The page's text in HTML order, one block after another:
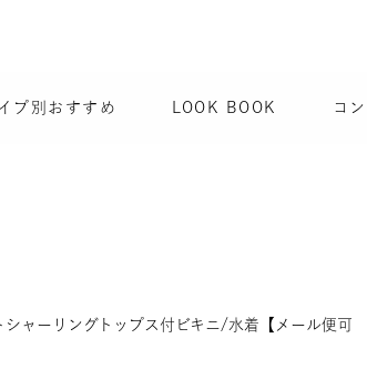
プ別おすすめ LOOK BOOK コ
ャーリングトップス付ビキニ/水着【メール便可